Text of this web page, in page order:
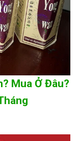
Mua Ở Đâu?